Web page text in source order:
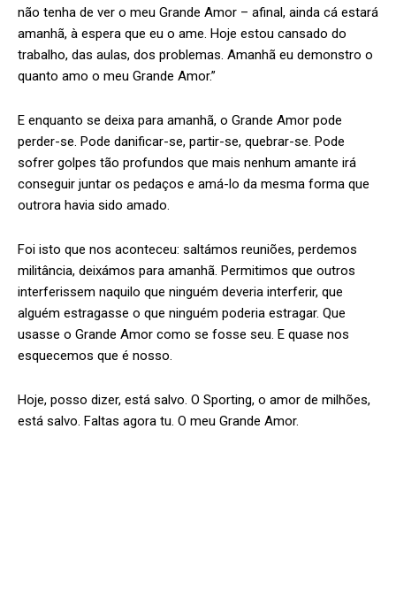
não tenha de ver o meu Grande Amor – afinal, ainda cá estará
amanhã, à espera que eu o ame. Hoje estou cansado do
trabalho, das aulas, dos problemas. Amanhã eu demonstro o
quanto amo o meu Grande Amor.”
E enquanto se deixa para amanhã, o Grande Amor pode
perder-se. Pode danificar-se, partir-se, quebrar-se. Pode
sofrer golpes tão profundos que mais nenhum amante irá
conseguir juntar os pedaços e amá-lo da mesma forma que
outrora havia sido amado.
Foi isto que nos aconteceu: saltámos reuniões, perdemos
militância, deixámos para amanhã. Permitimos que outros
interferissem naquilo que ninguém deveria interferir, que
alguém estragasse o que ninguém poderia estragar. Que
usasse o Grande Amor como se fosse seu. E quase nos
esquecemos que é nosso.
Hoje, posso dizer, está salvo. O Sporting, o amor de milhões,
está salvo. Faltas agora tu. O meu Grande Amor.